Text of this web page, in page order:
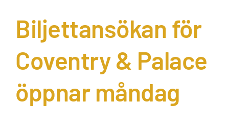
Biljettansökan för
Coventry & Palace
öppnar måndag